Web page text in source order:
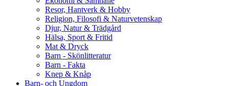
Resor, Hantverk & Hobby
Religion, Filosofi & Naturvetenskap
Djur, Natur & Trädgård
Hälsa, Sport & Fritid
Mat & Dryck
Barn - Skönlitteratur
Barn - Fakta
Knep & Knåp
Barn- och Ungdom